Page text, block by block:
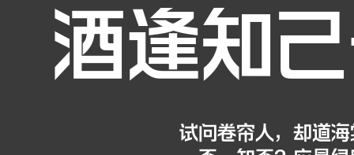
酒逢知
试问卷帘人，却道